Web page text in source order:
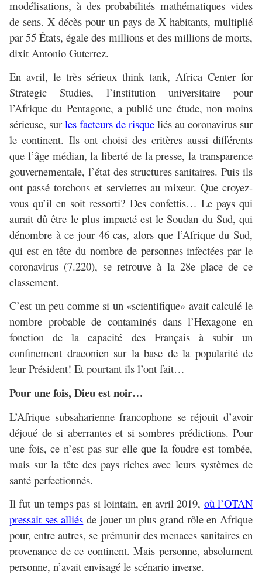
modélisations, à des probabilités mathématiques vides
de sens. X décès pour un pays de X habitants, multiplié
par 55 États, égale des millions et des millions de morts,
dixit Antonio Guterrez.
En avril, le très sérieux think tank, Africa Center for
Strategic Studies, l’institution universitaire pour
l’Afrique du Pentagone, a publié une étude, non moins
sérieuse, sur les facteurs de risque liés au coronavirus sur
le continent. Ils ont choisi des critères aussi différents
que l’âge médian, la liberté de la presse, la transparence
gouvernementale, l’état des structures sanitaires. Puis ils
ont passé torchons et serviettes au mixeur. Que croyez-
vous qu’il en soit ressorti? Des confettis… Le pays qui
aurait dû être le plus impacté est le Soudan du Sud, qui
dénombre à ce jour 46 cas, alors que l’Afrique du Sud,
qui est en tête du nombre de personnes infectées par le
coronavirus (7.220), se retrouve à la 28e place de ce
classement.
C’est un peu comme si un «scientifique» avait calculé le
nombre probable de contaminés dans l’Hexagone en
fonction de la capacité des Français à subir un
confinement draconien sur la base de la popularité de
leur Président! Et pourtant ils l’ont fait…
Pour une fois, Dieu est noir…
L’Afrique subsaharienne francophone se réjouit d’avoir
déjoué de si aberrantes et si sombres prédictions. Pour
une fois, ce n’est pas sur elle que la foudre est tombée,
mais sur la tête des pays riches avec leurs systèmes de
santé perfectionnés.
Il fut un temps pas si lointain, en avril 2019, où l’OTAN
pressait ses alliés de jouer un plus grand rôle en Afrique
pour, entre autres, se prémunir des menaces sanitaires en
provenance de ce continent. Mais personne, absolument
personne, n’avait envisagé le scénario inverse.